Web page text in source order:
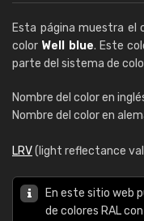
Esta página muestra el
color Well blue. Este
parte del sistema de
Nombre del color en
Nombre del color en
LRV(light reflectance
En este sitio web
de colores RAL